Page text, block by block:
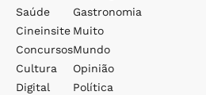
Saúde
Cineinsite
Concursos
Cultura
Digital
Gastronomia
Muito
Mundo
Opinião
Política